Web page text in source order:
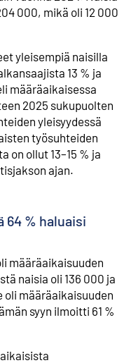
000, mikä oli 12 000
yleisempiä naisilla
13 % ja
määräaikaisessa
2025 sukupuolten
yleisyydessä
työsuhteiden
on ollut 13–15 % ja
ajan.
64 % haluaisi
määräaikaisuuden
naisia oli 136 000 ja
oli määräaikaisuuden
syyn ilmoitti 61 %